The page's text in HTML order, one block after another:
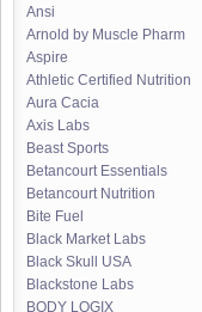
Ansi
Arnold by Muscle Pharm
Aspire
Athletic Certified Nutrition
Aura Cacia
Axis Labs
Beast Sports
Betancourt Essentials
Betancourt Nutrition
Bite Fuel
Black Market Labs
Black Skull USA
Blackstone Labs
BODY LOGIX